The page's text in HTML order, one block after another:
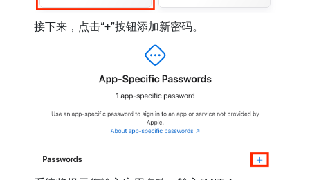
接下来，点击“+”按钮添加新密码。